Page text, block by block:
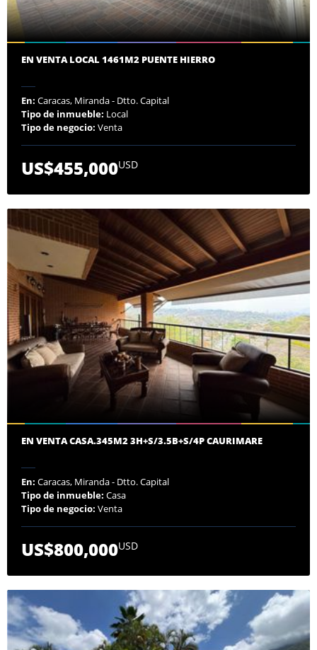
EN VENTA LOCAL 1461M2 PUENTE HIERRO
En: Caracas, Miranda - Dtto. Capital
Tipo de inmueble: Local
Tipo de negocio: Venta
US$455,000USD
EN VENTA CASA.345M2 3H+S/3.5B+S/4P CAURIMARE
En: Caracas, Miranda - Dtto. Capital
Tipo de inmueble: Casa
Tipo de negocio: Venta
US$800,000USD